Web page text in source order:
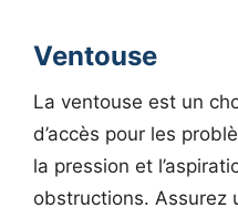
Ventouse
La ventouse est un
d’accès pour les
la pression et
obstructions. Assurez